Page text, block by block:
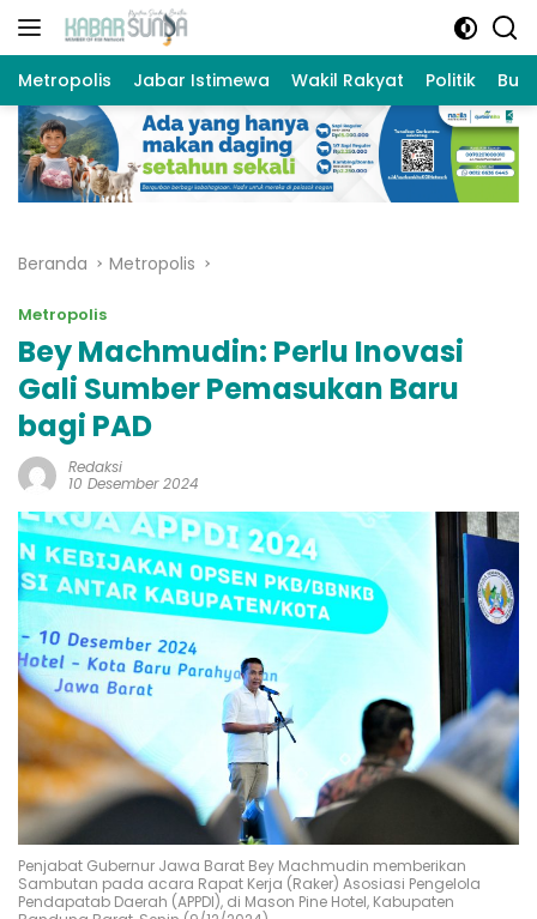
Langsung
Metropolis Jabar Istimewa Wakil Rakyat Politik
Beranda Metropolis
Metropolis
Bey Machmudin: Perlu Inovasi
Gali Sumber Pemasukan Baru
bagi PAD
Redaksi
10 Desember 2024
Penjabat Gubernur Jawa Barat Bey Machmudin memberikan
Sambutan pada acara Rapat Kerja (Raker) Asosiasi Pengelola
Pendapatab Daerah (APPDI), di Mason Pine Hotel, Kabupaten